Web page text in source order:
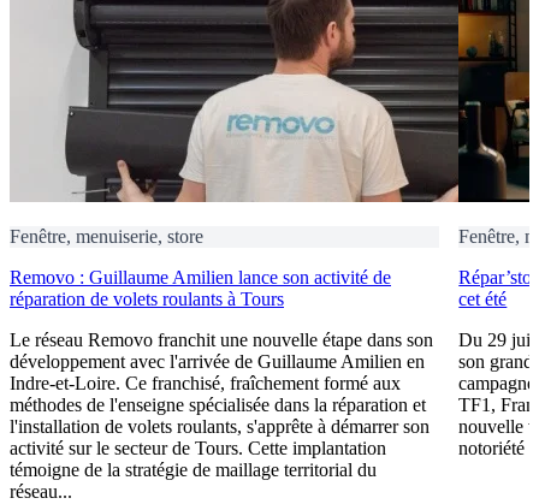
Fenêtre, menuiserie, store
Removo : Guillaume Amilien lance son activité de
réparation de volets roulants à Tours
Le réseau Removo franchit une nouvelle étape dans son
développement avec l'arrivée de Guillaume Amilien en
Indre-et-Loire. Ce franchisé, fraîchement formé aux
méthodes de l'enseigne spécialisée dans la réparation et
l'installation de volets roulants, s'apprête à démarrer son
activité sur le secteur de Tours. Cette implantation
témoigne de la stratégie de maillage territorial du
réseau...
Fenêtre,
cet été
Du 29
son grand
TF1,
nouvelle
notoriété